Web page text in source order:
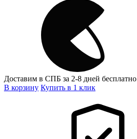
Доставим в СПБ за 2-8 дней бесплатно
В корзину Купить в 1 клик